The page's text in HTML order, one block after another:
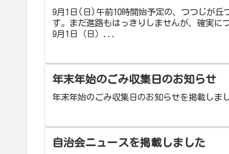
9月1日(日)午前10時開始予定の、つつじが丘
す。まだ進路もはっきりしませんが、確実に
9月1日（日）...
年末年始のごみ収集日のお知らせ
年末年始のごみ収集日のお知らせを掲載しまし
自治会ニュースを掲載しました